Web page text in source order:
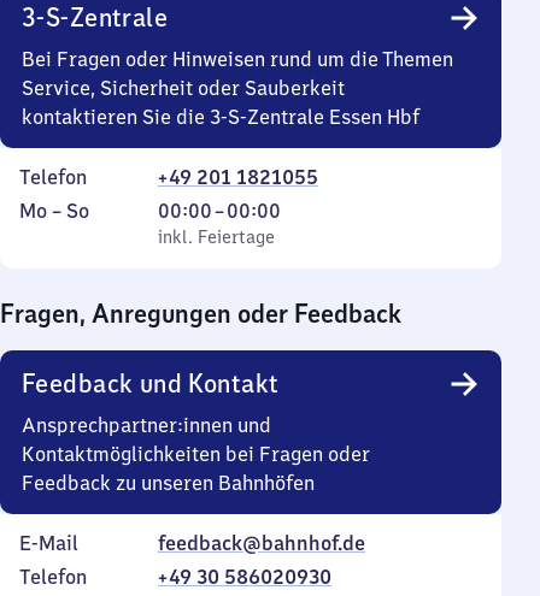
3-S-Zentrale
Bei Fragen oder Hinweisen rund um die Themen
Service, Sicherheit oder Sauberkeit
kontaktieren Sie die 3-S-Zentrale Essen Hbf
Telefon
+49 201 1821055
Montag
Mo – So,
inkl. Feiertage
00:00–00:00
Von
0
0
Uhr
inkl. Feiertage
Fragen, Anregungen oder Feedback
Feedback und Kontakt
Ansprechpartner:innen und
Kontaktmöglichkeiten bei Fragen oder
Feedback zu unseren Bahnhöfen
E-Mail
feedback@bahnhof.de
Telefon
+49 30 586020930